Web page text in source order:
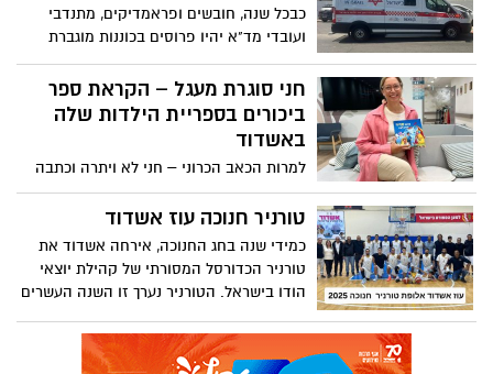
כבכל שנה, חובשים ופראמדיקים, מתנדבי
ועובדי מד"א יהיו פרוסים בכוננות מוגברת
ברחבי הארץ, על מנת להעניק מענה רפואי
מהיר ויעיל בכל צורך שעלול לעלות במהלך ליל
השנה האזרחית החדשה (הסילבסטר) שיצויין
ובניידות לטיפול נמרץ ובכונני מד"א הרכובים
על אופנועי חירום
חני סוגרת מעגל – הקראת ספר
ביכורים בספריית הילדות שלה
באשדוד
למרות הכאב הכרוני – חני לא ויתרה וכתבה
ספר ילדים עם מסר אופטימי להתמודדות עם
מגבלה מכל סוג שהוא. השקת הספר
וההקראה יתקיימו בספרייה העירונית מאירוף
בתאריך 12 בינואר 2026. בשעה 17:30 השקת
הספר פתוחה לקהל הרחב. הקהל מוזמן.
טורניר חנוכה עוז אשדוד
כמידי שנה בחג החנוכה, אירחה אשדוד את
טורניר הכדורסל המסורתי של קהילת יוצאי
הודו בישראל. הטורניר נערך זו השנה העשרים
הארץ